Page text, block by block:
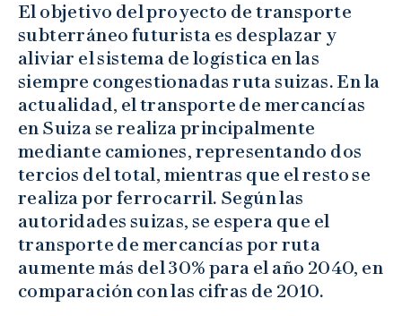
El objetivo del proyecto de transporte
subterráneo futurista es desplazar y
aliviar el sistema de logística en las
siempre congestionadas ruta suizas. En la
actualidad, el transporte de mercancías
en Suiza se realiza principalmente
mediante camiones, representando dos
tercios del total, mientras que el resto se
realiza por ferrocarril. Según las
autoridades suizas, se espera que el
transporte de mercancías por ruta
aumente más del 30% para el año 2040, en
comparación con las cifras de 2010.